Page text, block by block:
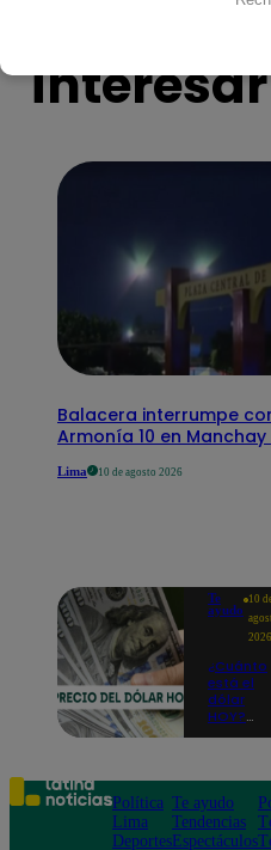
interesar
Balacera interrumpe
Armonía 10 en Manchay
Lima 10 de agosto 2026
Te
ayudo
10
2026
¿Cuánto
está el
dólar
HOY?
este
10 de
agosto
Política
Lima
Deportes
Te ayudo
Tendencias
Espectáculos